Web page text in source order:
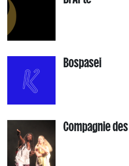
Bospasei
Compagnie